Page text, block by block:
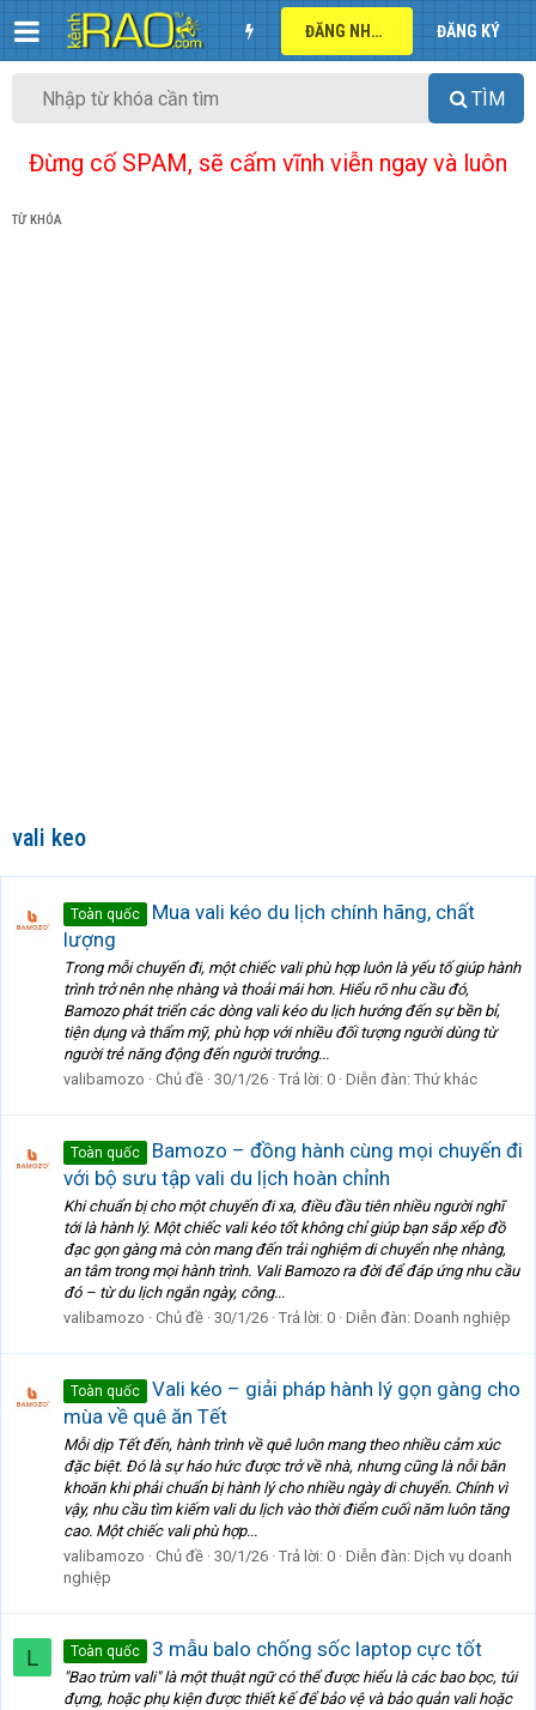
ĐĂNG NHẬP ĐĂNG KÝ
TÌM
Đừng cố SPAM, sẽ cấm vĩnh viễn ngay và luôn
TỪ KHÓA
vali keo
Toàn quốc
Mua vali kéo du lịch chính hãng, chất
lượng
Trong mỗi chuyến đi, một chiếc vali phù hợp luôn là yếu tố giúp hành
trình trở nên nhẹ nhàng và thoải mái hơn. Hiểu rõ nhu cầu đó,
Bamozo phát triển các dòng vali kéo du lịch hướng đến sự bền bỉ,
tiện dụng và thẩm mỹ, phù hợp với nhiều đối tượng người dùng từ
người trẻ năng động đến người trưởng...
valibamozo
Chủ đề 30/1/26 Trả lời: 0 Diễn đàn: Thứ khác
Toàn quốc
Bamozo – đồng hành cùng mọi chuyến đi
với bộ sưu tập vali du lịch hoàn chỉnh
Khi chuẩn bị cho một chuyến đi xa, điều đầu tiên nhiều người nghĩ
tới là hành lý. Một chiếc vali kéo tốt không chỉ giúp bạn sắp xếp đồ
đạc gọn gàng mà còn mang đến trải nghiệm di chuyển nhẹ nhàng,
an tâm trong mọi hành trình. Vali Bamozo ra đời để đáp ứng nhu cầu
đó – từ du lịch ngắn ngày, công...
valibamozo
Chủ đề 30/1/26 Trả lời: 0 Diễn đàn: Doanh nghiệp
Toàn quốc
Vali kéo – giải pháp hành lý gọn gàng cho
mùa về quê ăn Tết
Mỗi dịp Tết đến, hành trình về quê luôn mang theo nhiều cảm xúc
đặc biệt. Đó là sự háo hức được trở về nhà, nhưng cũng là nỗi băn
khoăn khi phải chuẩn bị hành lý cho nhiều ngày di chuyển. Chính vì
vậy, nhu cầu tìm kiếm vali du lịch vào thời điểm cuối năm luôn tăng
cao. Một chiếc vali phù hợp...
valibamozo
Chủ đề 30/1/26 Trả lời: 0 Diễn đàn: Dịch vụ doanh
nghiệp
L Toàn quốc 3 mẫu balo chống sốc laptop cực tốt
"Bao trùm vali" là một thuật ngữ có thể được hiểu là các bao bọc, túi
đựng, hoặc phụ kiện được thiết kế để bảo vệ và bảo quản vali hoặc